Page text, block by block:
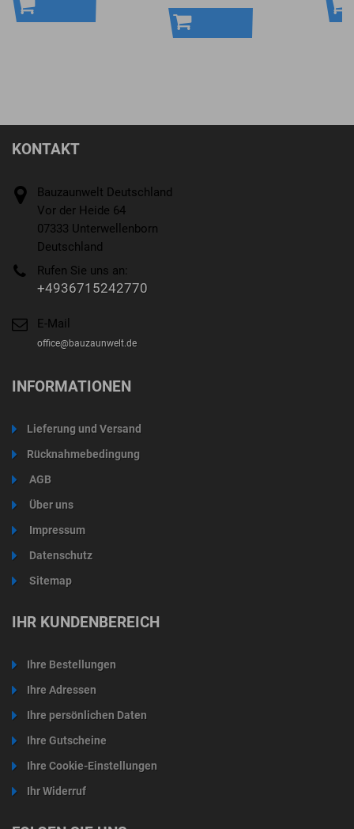
KONTAKT
Bauzaunwelt Deutschland
Vor der Heide 64
07333 Unterwellenborn
Deutschland
Rufen Sie uns an:
+4936715242770
E-Mail
office@bauzaunwelt.de
INFORMATIONEN
Lieferung und Versand
Rücknahmebedingung
AGB
Über uns
Impressum
Datenschutz
Sitemap
IHR KUNDENBEREICH
Ihre Bestellungen
Ihre Adressen
Ihre persönlichen Daten
Ihre Gutscheine
Ihre Cookie-Einstellungen
Ihr Widerruf